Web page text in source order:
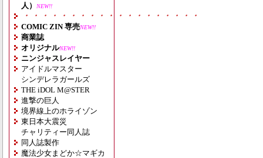
人）
NEW!!
・・・・・・・・・・・・・・・・・・・
COMIC ZIN 専売NEW!!
商業誌
オリジナルNEW!!
ニンジャスレイヤー
アイドルマスター
シンデレラガールズ
THE iDOL M@STER
進撃の巨人
境界線上のホライゾン
東日本大震災
チャリティー同人誌
同人誌製作
魔法少女まどか☆マギカ